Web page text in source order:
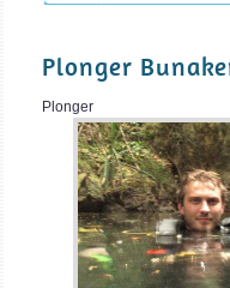
Plonger
Plonger